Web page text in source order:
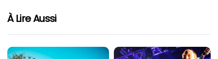
À Lire Aussi